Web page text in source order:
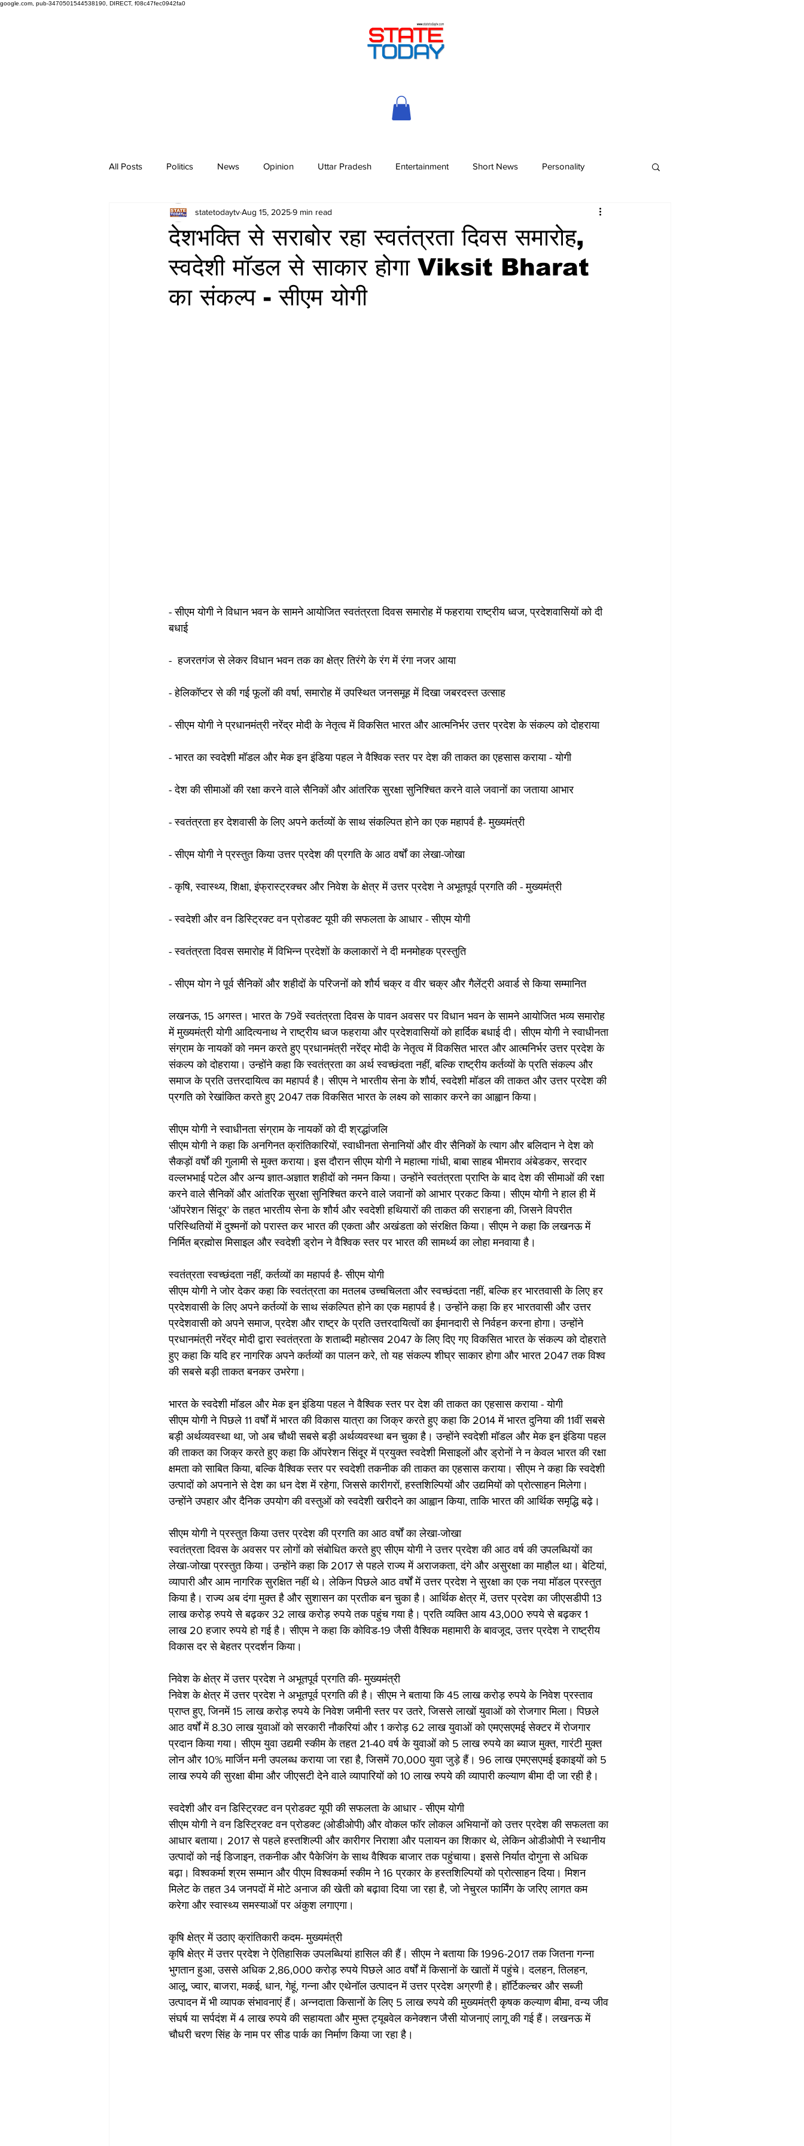
google.com, pub-3470501544538190, DIRECT, f08c47fec0942fa0
All Posts Politics News Opinion Uttar Pradesh Entertainment Short News Personality
देशभक्ति से सराबोर रहा स्वतंत्रता दिवस समारोह,
स्वदेशी मॉडल से साकार होगा Viksit Bharat
का संकल्प - सीएम योगी
statetodaytvAug 15, 20259 min read
- सीएम योगी ने विधान भवन के सामने आयोजित स्वतंत्रता दिवस समारोह में फहराया राष्ट्रीय ध्वज, प्रदेशवासियों को दी
बधाई
-  हजरतगंज से लेकर विधान भवन तक का क्षेत्र तिरंगे के रंग में रंगा नजर आया
- हेलिकॉप्टर से की गई फूलों की वर्षा, समारोह में उपस्थित जनसमूह में दिखा जबरदस्त उत्साह
- सीएम योगी ने प्रधानमंत्री नरेंद्र मोदी के नेतृत्व में विकसित भारत और आत्मनिर्भर उत्तर प्रदेश के संकल्प को दोहराया
- भारत का स्वदेशी मॉडल और मेक इन इंडिया पहल ने वैश्विक स्तर पर देश की ताकत का एहसास कराया - योगी
- देश की सीमाओं की रक्षा करने वाले सैनिकों और आंतरिक सुरक्षा सुनिश्चित करने वाले जवानों का जताया आभार
- स्वतंत्रता हर देशवासी के लिए अपने कर्तव्यों के साथ संकल्पित होने का एक महापर्व है- मुख्यमंत्री
- सीएम योगी ने प्रस्तुत किया उत्तर प्रदेश की प्रगति के आठ वर्षों का लेखा-जोखा
- कृषि, स्वास्थ्य, शिक्षा, इंफ्रास्ट्रक्चर और निवेश के क्षेत्र में उत्तर प्रदेश ने अभूतपूर्व प्रगति की - मुख्यमंत्री
- स्वदेशी और वन डिस्ट्रिक्ट वन प्रोडक्ट यूपी की सफलता के आधार - सीएम योगी
- स्वतंत्रता दिवस समारोह में विभिन्न प्रदेशों के कलाकारों ने दी मनमोहक प्रस्तुति
- सीएम योग ने पूर्व सैनिकों और शहीदों के परिजनों को शौर्य चक्र व वीर चक्र और गैलेंट्री अवार्ड से किया सम्मानित
लखनऊ, 15 अगस्त। भारत के 79वें स्वतंत्रता दिवस के पावन अवसर पर विधान भवन के सामने आयोजित भव्य समारोह
में मुख्यमंत्री योगी आदित्यनाथ ने राष्ट्रीय ध्वज फहराया और प्रदेशवासियों को हार्दिक बधाई दी। सीएम योगी ने स्वाधीनता
संग्राम के नायकों को नमन करते हुए प्रधानमंत्री नरेंद्र मोदी के नेतृत्व में विकसित भारत और आत्मनिर्भर उत्तर प्रदेश के
संकल्प को दोहराया। उन्होंने कहा कि स्वतंत्रता का अर्थ स्वच्छंदता नहीं, बल्कि राष्ट्रीय कर्तव्यों के प्रति संकल्प और
समाज के प्रति उत्तरदायित्व का महापर्व है। सीएम ने भारतीय सेना के शौर्य, स्वदेशी मॉडल की ताकत और उत्तर प्रदेश की
प्रगति को रेखांकित करते हुए 2047 तक विकसित भारत के लक्ष्य को साकार करने का आह्वान किया।
सीएम योगी ने स्वाधीनता संग्राम के नायकों को दी श्रद्धांजलि
सीएम योगी ने कहा कि अनगिनत क्रांतिकारियों, स्वाधीनता सेनानियों और वीर सैनिकों के त्याग और बलिदान ने देश को
सैकड़ों वर्षों की गुलामी से मुक्त कराया। इस दौरान सीएम योगी ने महात्मा गांधी, बाबा साहब भीमराव अंबेडकर, सरदार
वल्लभभाई पटेल और अन्य ज्ञात-अज्ञात शहीदों को नमन किया। उन्होंने स्वतंत्रता प्राप्ति के बाद देश की सीमाओं की रक्षा
करने वाले सैनिकों और आंतरिक सुरक्षा सुनिश्चित करने वाले जवानों को आभार प्रकट किया। सीएम योगी ने हाल ही में
‘ऑपरेशन सिंदूर’ के तहत भारतीय सेना के शौर्य और स्वदेशी हथियारों की ताकत की सराहना की, जिसने विपरीत
परिस्थितियों में दुश्मनों को परास्त कर भारत की एकता और अखंडता को संरक्षित किया। सीएम ने कहा कि लखनऊ में
निर्मित ब्रह्मोस मिसाइल और स्वदेशी ड्रोन ने वैश्विक स्तर पर भारत की सामर्थ्य का लोहा मनवाया है।
स्वतंत्रता स्वच्छंदता नहीं, कर्तव्यों का महापर्व है- सीएम योगी
सीएम योगी ने जोर देकर कहा कि स्वतंत्रता का मतलब उच्चचिलता और स्वच्छंदता नहीं, बल्कि हर भारतवासी के लिए हर
प्रदेशवासी के लिए अपने कर्तव्यों के साथ संकल्पित होने का एक महापर्व है। उन्होंने कहा कि हर भारतवासी और उत्तर
प्रदेशवासी को अपने समाज, प्रदेश और राष्ट्र के प्रति उत्तरदायित्वों का ईमानदारी से निर्वहन करना होगा। उन्होंने
प्रधानमंत्री नरेंद्र मोदी द्वारा स्वतंत्रता के शताब्दी महोत्सव 2047 के लिए दिए गए विकसित भारत के संकल्प को दोहराते
हुए कहा कि यदि हर नागरिक अपने कर्तव्यों का पालन करे, तो यह संकल्प शीघ्र साकार होगा और भारत 2047 तक विश्व
की सबसे बड़ी ताकत बनकर उभरेगा।
भारत के स्वदेशी मॉडल और मेक इन इंडिया पहल ने वैश्विक स्तर पर देश की ताकत का एहसास कराया - योगी
सीएम योगी ने पिछले 11 वर्षों में भारत की विकास यात्रा का जिक्र करते हुए कहा कि 2014 में भारत दुनिया की 11वीं सबसे
बड़ी अर्थव्यवस्था था, जो अब चौथी सबसे बड़ी अर्थव्यवस्था बन चुका है। उन्होंने स्वदेशी मॉडल और मेक इन इंडिया पहल
की ताकत का जिक्र करते हुए कहा कि ऑपरेशन सिंदूर में प्रयुक्त स्वदेशी मिसाइलों और ड्रोनों ने न केवल भारत की रक्षा
क्षमता को साबित किया, बल्कि वैश्विक स्तर पर स्वदेशी तकनीक की ताकत का एहसास कराया। सीएम ने कहा कि स्वदेशी
उत्पादों को अपनाने से देश का धन देश में रहेगा, जिससे कारीगरों, हस्तशिल्पियों और उद्यमियों को प्रोत्साहन मिलेगा।
उन्होंने उपहार और दैनिक उपयोग की वस्तुओं को स्वदेशी खरीदने का आह्वान किया, ताकि भारत की आर्थिक समृद्धि बढ़े।
सीएम योगी ने प्रस्तुत किया उत्तर प्रदेश की प्रगति का आठ वर्षों का लेखा-जोखा
स्वतंत्रता दिवस के अवसर पर लोगों को संबोधित करते हुए सीएम योगी ने उत्तर प्रदेश की आठ वर्ष की उपलब्धियों का
लेखा-जोखा प्रस्तुत किया। उन्होंने कहा कि 2017 से पहले राज्य में अराजकता, दंगे और असुरक्षा का माहौल था। बेटियां,
व्यापारी और आम नागरिक सुरक्षित नहीं थे। लेकिन पिछले आठ वर्षों में उत्तर प्रदेश ने सुरक्षा का एक नया मॉडल प्रस्तुत
किया है। राज्य अब दंगा मुक्त है और सुशासन का प्रतीक बन चुका है। आर्थिक क्षेत्र में, उत्तर प्रदेश का जीएसडीपी 13
लाख करोड़ रुपये से बढ़कर 32 लाख करोड़ रुपये तक पहुंच गया है। प्रति व्यक्ति आय 43,000 रुपये से बढ़कर 1
लाख 20 हजार रुपये हो गई है। सीएम ने कहा कि कोविड-19 जैसी वैश्विक महामारी के बावजूद, उत्तर प्रदेश ने राष्ट्रीय
विकास दर से बेहतर प्रदर्शन किया।
निवेश के क्षेत्र में उत्तर प्रदेश ने अभूतपूर्व प्रगति की- मुख्यमंत्री
निवेश के क्षेत्र में उत्तर प्रदेश ने अभूतपूर्व प्रगति की है। सीएम ने बताया कि 45 लाख करोड़ रुपये के निवेश प्रस्ताव
प्राप्त हुए, जिनमें 15 लाख करोड़ रुपये के निवेश जमीनी स्तर पर उतरे, जिससे लाखों युवाओं को रोजगार मिला। पिछले
आठ वर्षों में 8.30 लाख युवाओं को सरकारी नौकरियां और 1 करोड़ 62 लाख युवाओं को एमएसएमई सेक्टर में रोजगार
प्रदान किया गया। सीएम युवा उद्यमी स्कीम के तहत 21-40 वर्ष के युवाओं को 5 लाख रुपये का ब्याज मुक्त, गारंटी मुक्त
लोन और 10% मार्जिन मनी उपलब्ध कराया जा रहा है, जिसमें 70,000 युवा जुड़े हैं। 96 लाख एमएसएमई इकाइयों को 5
लाख रुपये की सुरक्षा बीमा और जीएसटी देने वाले व्यापारियों को 10 लाख रुपये की व्यापारी कल्याण बीमा दी जा रही है।
स्वदेशी और वन डिस्ट्रिक्ट वन प्रोडक्ट यूपी की सफलता के आधार - सीएम योगी
सीएम योगी ने वन डिस्ट्रिक्ट वन प्रोडक्ट (ओडीओपी) और वोकल फॉर लोकल अभियानों को उत्तर प्रदेश की सफलता का
आधार बताया। 2017 से पहले हस्तशिल्पी और कारीगर निराशा और पलायन का शिकार थे, लेकिन ओडीओपी ने स्थानीय
उत्पादों को नई डिजाइन, तकनीक और पैकेजिंग के साथ वैश्विक बाजार तक पहुंचाया। इससे निर्यात दोगुना से अधिक
बढ़ा। विश्वकर्मा श्रम सम्मान और पीएम विश्वकर्मा स्कीम ने 16 प्रकार के हस्तशिल्पियों को प्रोत्साहन दिया। मिशन
मिलेट के तहत 34 जनपदों में मोटे अनाज की खेती को बढ़ावा दिया जा रहा है, जो नेचुरल फार्मिंग के जरिए लागत कम
करेगा और स्वास्थ्य समस्याओं पर अंकुश लगाएगा।
कृषि क्षेत्र में उठाए क्रांतिकारी कदम- मुख्यमंत्री
कृषि क्षेत्र में उत्तर प्रदेश ने ऐतिहासिक उपलब्धियां हासिल की हैं। सीएम ने बताया कि 1996-2017 तक जितना गन्ना
भुगतान हुआ, उससे अधिक 2,86,000 करोड़ रुपये पिछले आठ वर्षों में किसानों के खातों में पहुंचे। दलहन, तिलहन,
आलू, ज्वार, बाजरा, मकई, धान, गेहूं, गन्ना और एथेनॉल उत्पादन में उत्तर प्रदेश अग्रणी है। हॉर्टिकल्चर और सब्जी
उत्पादन में भी व्यापक संभावनाएं हैं। अन्नदाता किसानों के लिए 5 लाख रुपये की मुख्यमंत्री कृषक कल्याण बीमा, वन्य जीव
संघर्ष या सर्पदंश में 4 लाख रुपये की सहायता और मुफ्त ट्यूबवेल कनेक्शन जैसी योजनाएं लागू की गई हैं। लखनऊ में
चौधरी चरण सिंह के नाम पर सीड पार्क का निर्माण किया जा रहा है।